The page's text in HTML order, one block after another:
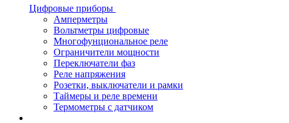
Цифровые приборы
Амперметры
Вольтметры цифровые
Многофунциональное реле
Ограничители мощности
Переключатели фаз
Реле напряжения
Розетки, выключатели и рамки
Таймеры и реле времени
Термометры c датчиком